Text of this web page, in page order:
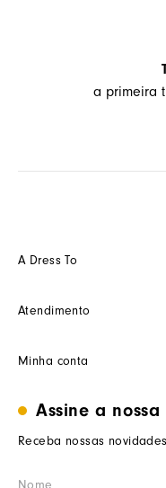
a primeira
A Dress To
Futuro
Seja um(a) cliente multimarca
Trabalhe conosco
Atendimento
Como trocar
Segurança e privacidade
Prazos de entrega
LGPD
Minha conta
Meus pedidos
Wishlist
Assine a
Receba nossas